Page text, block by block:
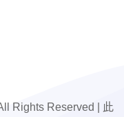
Rights Reserved | 此